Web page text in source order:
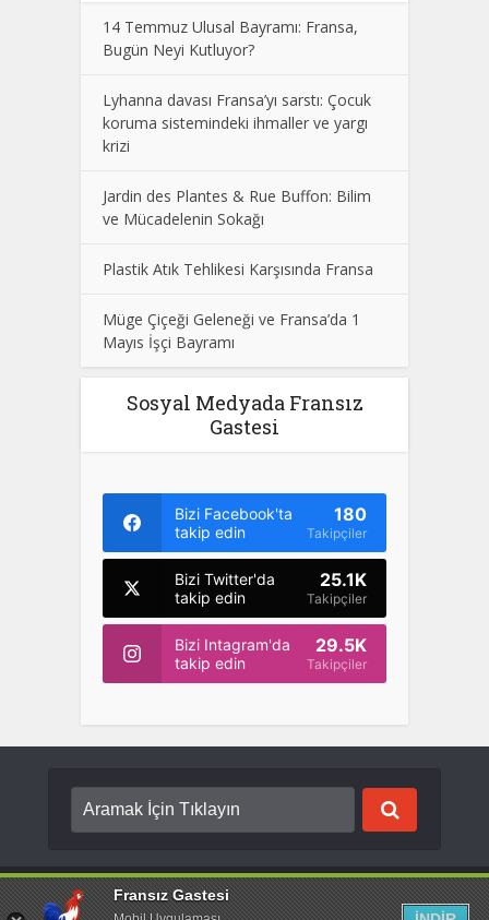
14 Temmuz Ulusal Bayramı: Fransa,
Bugün Neyi Kutluyor?
Lyhanna davası Fransa’yı sarstı: Çocuk
koruma sistemindeki ihmaller ve yargı
krizi
Jardin des Plantes & Rue Buffon: Bilim
ve Mücadelenin Sokağı
Plastik Atık Tehlikesi Karşısında Fransa
Müge Çiçeği Geleneği ve Fransa’da 1
Mayıs İşçi Bayramı
Sosyal Medyada Fransız
Gastesi
Bizi Facebook'ta
takip edin
180
Takipçiler
Bizi Twitter'da
takip edin
25.1K
Takipçiler
Bizi Intagram'da
takip edin
29.5K
Takipçiler
Copyright © {2022}. Created byFransız Gastesi. Tüm hakları saklıdır.
Fransız Gastesi